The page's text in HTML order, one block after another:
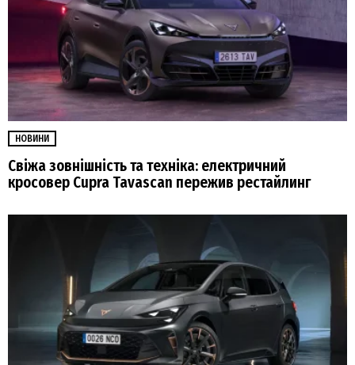
НОВИНИ
Свіжа зовнішність та техніка: електричний
кросовер Cupra Tavascan пережив рестайлинг